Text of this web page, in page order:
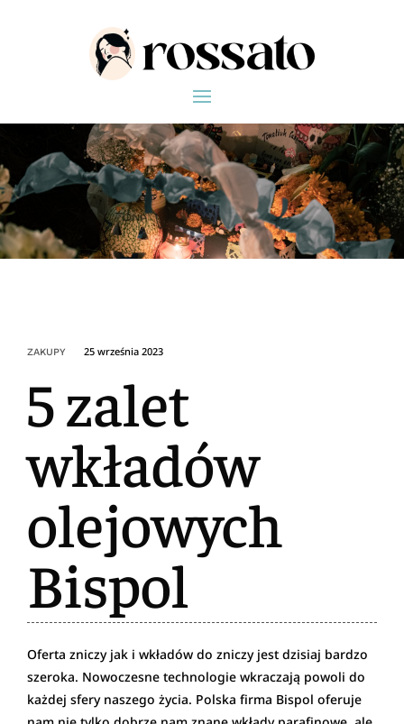
ZAKUPY 25 września 2023
5 zalet
wkładów
olejowych
Bispol
Oferta zniczy jak i wkładów do zniczy jest dzisiaj bardzo
szeroka. Nowoczesne technologie wkraczają powoli do
każdej sfery naszego życia. Polska firma Bispol oferuje